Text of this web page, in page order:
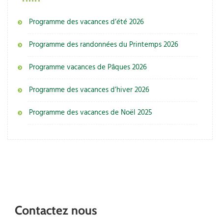
Programme des vacances d’été 2026
Programme des randonnées du Printemps 2026
Programme vacances de Pâques 2026
Programme des vacances d’hiver 2026
Programme des vacances de Noël 2025
Contactez nous